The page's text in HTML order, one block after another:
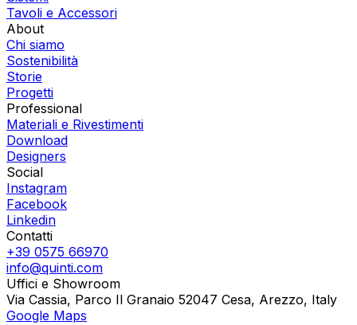
Tavoli e Accessori
About
Chi siamo
Sostenibilità
Storie
Progetti
Professional
Materiali e Rivestimenti
Download
Designers
Social
Instagram
Facebook
Linkedin
Contatti
+39 0575 66970
info@quinti.com
Uffici e Showroom
Via Cassia, Parco Il Granaio 52047 Cesa, Arezzo, Italy
Google Maps